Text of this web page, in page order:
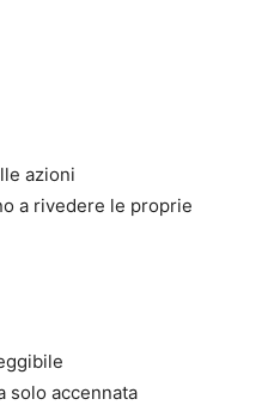
azioni
a rivedere le proprie
solo accennata